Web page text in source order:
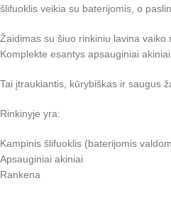
šlifuoklis veikia su baterijomis, o
Žaidimas su šiuo rinkiniu lavina
Komplekte esantys apsauginiai
Tai įtraukiantis, kūrybiškas ir saugus
Rinkinyje yra:
Kampinis šlifuoklis (baterijomis
Apsauginiai akiniai
Rankena